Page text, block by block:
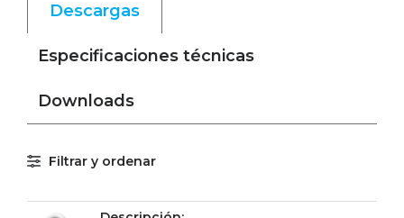
Descargas
Especificaciones técnicas
Downloads
Filtrar y ordenar